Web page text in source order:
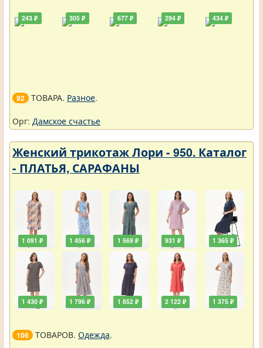
243 ₽ 305 ₽ 677 ₽ 294 ₽ 434 ₽
92 ТОВАРА. Разное.
Орг: Дамское счастье
Женский трикотаж Лори - 950. Каталог
- ПЛАТЬЯ, САРАФАНЫ
1 091 ₽
1 430 ₽
1 456 ₽
1 796 ₽
1 569 ₽
1 852 ₽
931 ₽
2 122 ₽
1 365 ₽
1 375 ₽
106 ТОВАРОВ. Одежда.